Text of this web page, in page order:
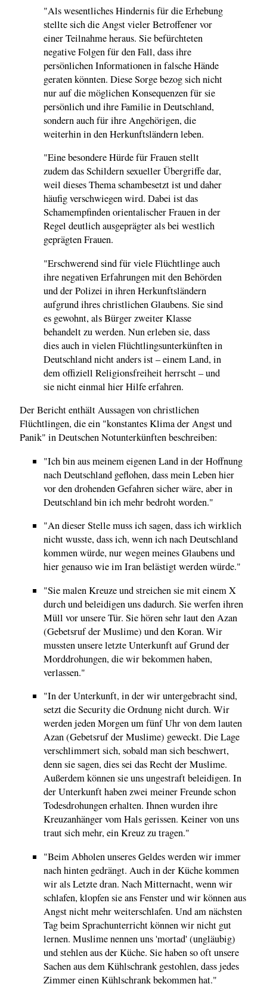
"Als wesentliches Hindernis für die Erhebung
stellte sich die Angst vieler Betroffener vor
einer Teilnahme heraus. Sie befürchteten
negative Folgen für den Fall, dass ihre
persönlichen Informationen in falsche Hände
geraten könnten. Diese Sorge bezog sich nicht
nur auf die möglichen Konsequenzen für sie
persönlich und ihre Familie in Deutschland,
sondern auch für ihre Angehörigen, die
weiterhin in den Herkunftsländern leben.
"Eine besondere Hürde für Frauen stellt
zudem das Schildern sexueller Übergriffe dar,
weil dieses Thema schambesetzt ist und daher
häufig verschwiegen wird. Dabei ist das
Schamempfinden orientalischer Frauen in der
Regel deutlich ausgeprägter als bei westlich
geprägten Frauen.
"Erschwerend sind für viele Flüchtlinge auch
ihre negativen Erfahrungen mit den Behörden
und der Polizei in ihren Herkunftsländern
aufgrund ihres christlichen Glaubens. Sie sind
es gewohnt, als Bürger zweiter Klasse
behandelt zu werden. Nun erleben sie, dass
dies auch in vielen Flüchtlingsunterkünften in
Deutschland nicht anders ist – einem Land, in
dem offiziell Religionsfreiheit herrscht – und
sie nicht einmal hier Hilfe erfahren.
Der Bericht enthält Aussagen von christlichen
Flüchtlingen, die ein "konstantes Klima der Angst und
Panik" in Deutschen Notunterkünften beschreiben:
"Ich bin aus meinem eigenen Land in der Hoffnung
nach Deutschland geflohen, dass mein Leben hier
vor den drohenden Gefahren sicher wäre, aber in
Deutschland bin ich mehr bedroht worden."
"An dieser Stelle muss ich sagen, dass ich wirklich
nicht wusste, dass ich, wenn ich nach Deutschland
kommen würde, nur wegen meines Glaubens und
hier genauso wie im Iran belästigt werden würde."
"Sie malen Kreuze und streichen sie mit einem X
durch und beleidigen uns dadurch. Sie werfen ihren
Müll vor unsere Tür. Sie hören sehr laut den Azan
(Gebetsruf der Muslime) und den Koran. Wir
mussten unsere letzte Unterkunft auf Grund der
Morddrohungen, die wir bekommen haben,
verlassen."
"In der Unterkunft, in der wir untergebracht sind,
setzt die Security die Ordnung nicht durch. Wir
werden jeden Morgen um fünf Uhr von dem lauten
Azan (Gebetsruf der Muslime) geweckt. Die Lage
verschlimmert sich, sobald man sich beschwert,
denn sie sagen, dies sei das Recht der Muslime.
Außerdem können sie uns ungestraft beleidigen. In
der Unterkunft haben zwei meiner Freunde schon
Todesdrohungen erhalten. Ihnen wurden ihre
Kreuzanhänger vom Hals gerissen. Keiner von uns
traut sich mehr, ein Kreuz zu tragen."
"Beim Abholen unseres Geldes werden wir immer
nach hinten gedrängt. Auch in der Küche kommen
wir als Letzte dran. Nach Mitternacht, wenn wir
schlafen, klopfen sie ans Fenster und wir können aus
Angst nicht mehr weiterschlafen. Und am nächsten
Tag beim Sprachunterricht können wir nicht gut
lernen. Muslime nennen uns 'mortad' (ungläubig)
und stehlen aus der Küche. Sie haben so oft unsere
Sachen aus dem Kühlschrank gestohlen, dass jedes
Zimmer einen Kühlschrank bekommen hat."